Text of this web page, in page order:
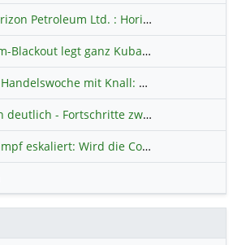
IRW-News: Horizon Petroleum Ltd. : Horizon Petroleum beginnt mit der Testförderung im Projekt Lachowice in Polen und schließt die Platzierung einer überzeichneten Wandelanleihe ab
Erneuter Strom-Blackout legt ganz Kuba lahm
Gold beendet Handelswoche mit Knall: Barrick Mining – Ist diese Aktie wieder ein Kauf?
Ölpreise fallen deutlich - Fortschritte zwischen USA und Iran belasten
Übernahmekampf eskaliert: Wird die Commerzbank italienisch?